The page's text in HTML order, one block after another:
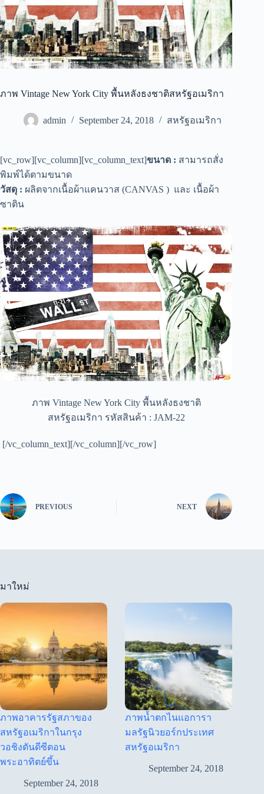
ภาพ Vintage New York City พื้นหลังธงชาติสหรัฐอเมริกา
admin September 24, 2018 สหรัฐอเมริกา
[vc_row][vc_column][vc_column_text]ขนาด : สามารถสั่ง
พิมพ์ได้ตามขนาด
วัสดุ : ผลิตจากเนื้อผ้าแคนวาส (CANVAS ) และ เนื้อผ้า
ซาติน
ภาพ Vintage New York City พื้นหลังธงชาติ
สหรัฐอเมริกา รหัสสินค้า : JAM-22
[/vc_column_text][/vc_column][/vc_row]
PREVIOUS NEXT
มาใหม่
ภาพอาคารรัฐสภาของ
สหรัฐอเมริกาในกรุง
วอชิงตันดีซีตอน
พระอาทิตย์ขึ้น
September 24, 2018
ภาพน้ำตกไนแอการา
มลรัฐนิวยอร์กประเทศ
สหรัฐอเมริกา
September 24, 2018